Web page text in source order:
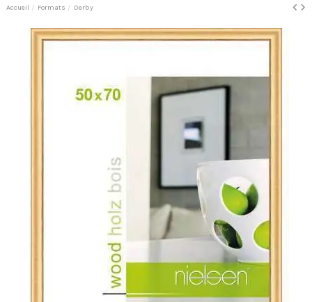
Accueil Formats Derby